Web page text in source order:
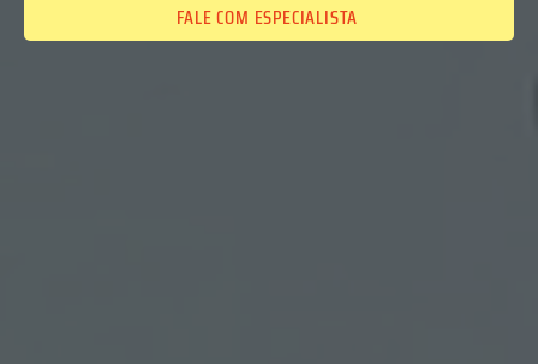
FALE COM ESPECIALISTA